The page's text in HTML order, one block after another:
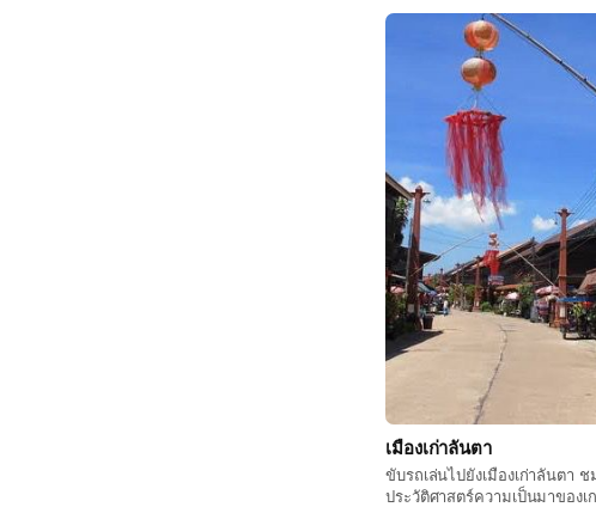
เมืองเก่าลันตา
ขับรถเล่นไปยังเมืองเก่าลันต
ประวัติศาสตร์ความเป็นมาของ